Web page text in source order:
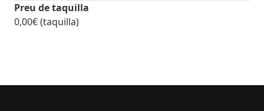
Preu de taquilla
0,00€ (taquilla)